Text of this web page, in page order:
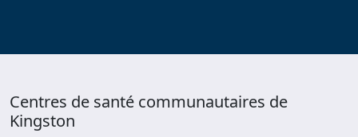
Centres de santé communautaires de
Kingston